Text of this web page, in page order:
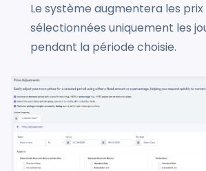
Le système augmentera les
sélectionnées uniquement les
pendant la période choisie.